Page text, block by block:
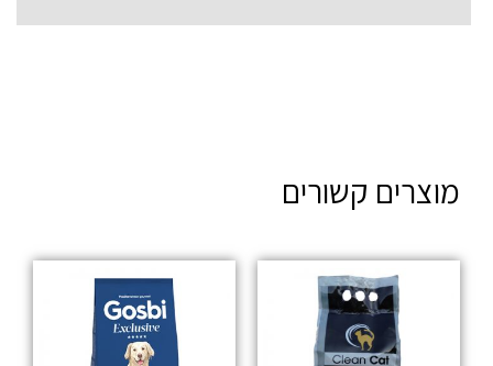
מוצרים קשורים